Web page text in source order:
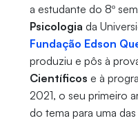
a estudante do 8º
Psicologia da
Fundação Edson
produziu e pôs à
Científicos e à
2021, o seu primeiro
do tema para uma